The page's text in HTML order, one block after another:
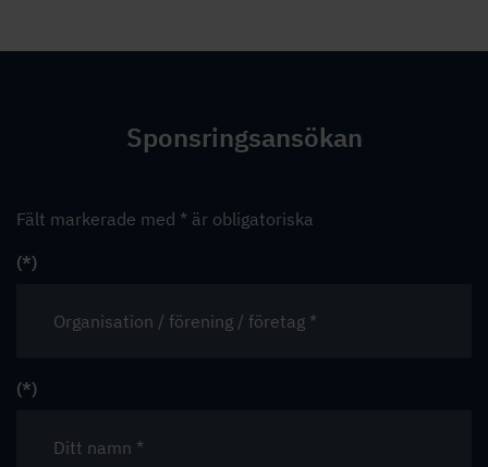
Sponsringsansökan
Fält markerade med * är obligatoriska